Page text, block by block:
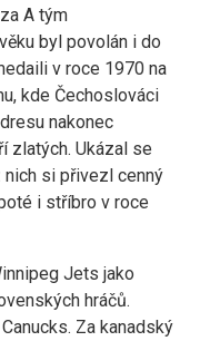
A tým
byl povolán i do
v roce 1970 na
kde Čechoslováci
nakonec
zlatých. Ukázal se
nich si přivezl cenný
i stříbro v roce
Jets jako
hráčů.
Za kanadský